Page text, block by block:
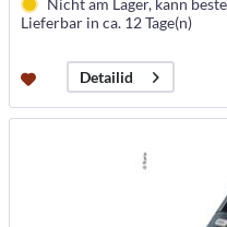
Nicht am Lager, kann
Lieferbar in ca. 12 Tage(n)
Detailid